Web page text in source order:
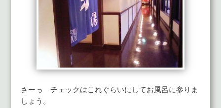
さーっ チェックはこれぐらいにしてお風呂に参りま
しょう。